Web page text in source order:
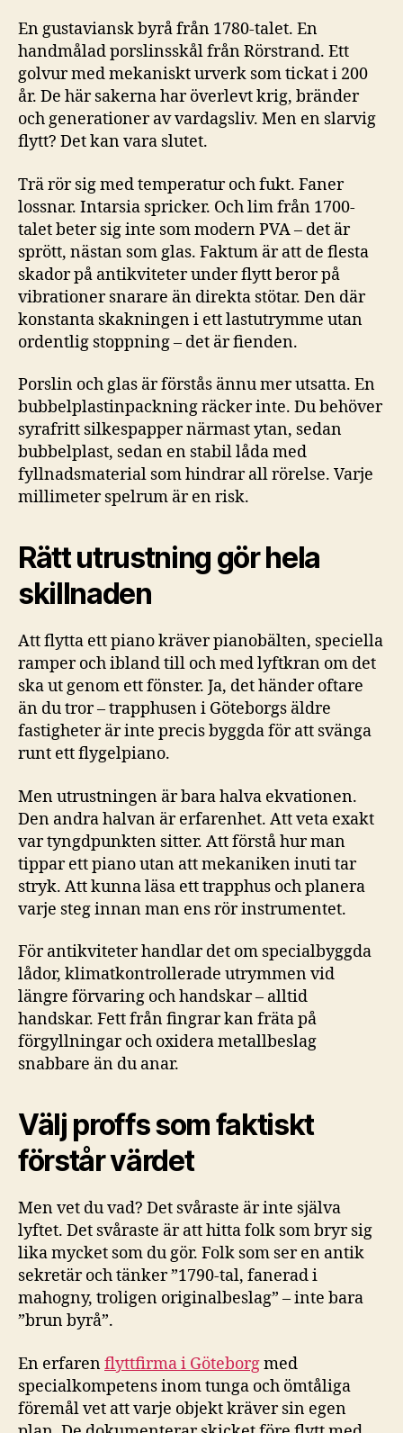
En gustaviansk byrå från 1780-talet. En
handmålad porslinsskål från Rörstrand. Ett
golvur med mekaniskt urverk som tickat i 200
år. De här sakerna har överlevt krig, bränder
och generationer av vardagsliv. Men en slarvig
flytt? Det kan vara slutet.
Trä rör sig med temperatur och fukt. Faner
lossnar. Intarsia spricker. Och lim från 1700-
talet beter sig inte som modern PVA – det är
sprött, nästan som glas. Faktum är att de flesta
skador på antikviteter under flytt beror på
vibrationer snarare än direkta stötar. Den där
konstanta skakningen i ett lastutrymme utan
ordentlig stoppning – det är fienden.
Porslin och glas är förstås ännu mer utsatta. En
bubbelplastinpackning räcker inte. Du behöver
syrafritt silkespapper närmast ytan, sedan
bubbelplast, sedan en stabil låda med
fyllnadsmaterial som hindrar all rörelse. Varje
millimeter spelrum är en risk.
Rätt utrustning gör hela
skillnaden
Att flytta ett piano kräver pianobälten, speciella
ramper och ibland till och med lyftkran om det
ska ut genom ett fönster. Ja, det händer oftare
än du tror – trapphusen i Göteborgs äldre
fastigheter är inte precis byggda för att svänga
runt ett flygelpiano.
Men utrustningen är bara halva ekvationen.
Den andra halvan är erfarenhet. Att veta exakt
var tyngdpunkten sitter. Att förstå hur man
tippar ett piano utan att mekaniken inuti tar
stryk. Att kunna läsa ett trapphus och planera
varje steg innan man ens rör instrumentet.
För antikviteter handlar det om specialbyggda
lådor, klimatkontrollerade utrymmen vid
längre förvaring och handskar – alltid
handskar. Fett från fingrar kan fräta på
förgyllningar och oxidera metallbeslag
snabbare än du anar.
Välj proffs som faktiskt
förstår värdet
Men vet du vad? Det svåraste är inte själva
lyftet. Det svåraste är att hitta folk som bryr sig
lika mycket som du gör. Folk som ser en antik
sekretär och tänker ”1790-tal, fanerad i
mahogny, troligen originalbeslag” – inte bara
”brun byrå”.
En erfarenflyttfirma i Göteborgmed
specialkompetens inom tunga och ömtåliga
föremål vet att varje objekt kräver sin egen